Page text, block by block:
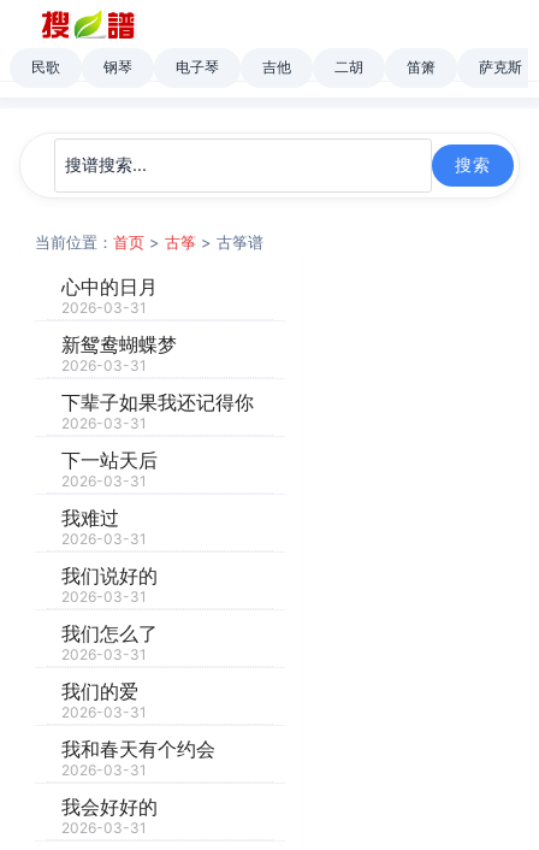
民歌 钢琴 电子琴 吉他 二胡 笛箫 萨克斯
当前位置：首页 >古筝 > 古筝谱
心中的日月
2026-03-31
新鸳鸯蝴蝶梦
2026-03-31
下辈子如果我还记得你
2026-03-31
下一站天后
2026-03-31
我难过
2026-03-31
我们说好的
2026-03-31
我们怎么了
2026-03-31
我们的爱
2026-03-31
我和春天有个约会
2026-03-31
我会好好的
2026-03-31